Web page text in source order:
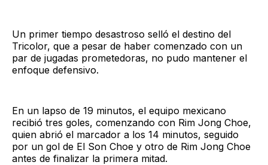
Un primer tiempo desastroso selló el destino del
Tricolor, que a pesar de haber comenzado con un
par de jugadas prometedoras, no pudo mantener el
enfoque defensivo.
En un lapso de 19 minutos, el equipo mexicano
recibió tres goles, comenzando con Rim Jong Choe,
quien abrió el marcador a los 14 minutos, seguido
por un gol de El Son Choe y otro de Rim Jong Choe
antes de finalizar la primera mitad.